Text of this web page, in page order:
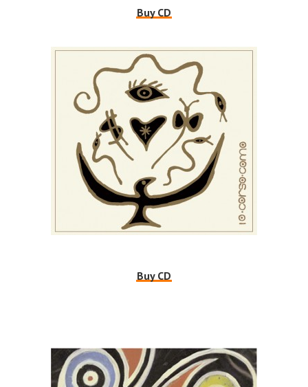
Buy CD
Buy CD